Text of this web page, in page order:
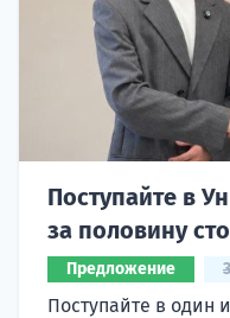
Поступайте в
за половину
Предложение
Поступайте в один